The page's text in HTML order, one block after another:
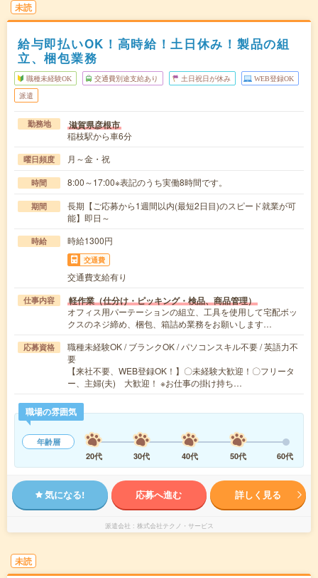
未読
給与即払いOK！高時給！土日休み！製品の組
立、梱包業務
職種未経験OK 交通費別途支給あり 土日祝日が休み WEB登録OK
派遣
勤務地 滋賀県彦根市
稲枝駅から車6分
曜日頻度 月～金・祝
時間 8:00～17:00※表記のうち実働8時間です。
期間
長期【ご応募から1週間以内(最短2日目)のスピード就業が可
能】即日～
時給 時給1300円
交通費
交通費支給有り
仕事内容 軽作業（仕分け・ピッキング・検品、商品管理）
オフィス用パーテーションの組立、工具を使用して宅配ボッ
クスのネジ締め、梱包、箱詰め業務をお願いします…
応募資格
職種未経験OK / ブランクOK / パソコンスキル不要 / 英語力不
要
【来社不要、WEB登録OK！】〇未経験大歓迎！〇フリータ
ー、主婦(夫) 大歓迎！ ※お仕事の掛け持ち…
職場の雰囲気
年齢層
20代
30代 40代 50代 60代
気になる! 応募へ進む 詳しく見る
派遣会社 株式会社テクノ・サービス
未読